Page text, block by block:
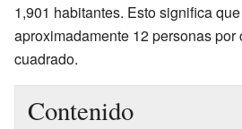
1,901 habitantes. Esto significa
aproximadamente 12 personas por
cuadrado.
Contenido